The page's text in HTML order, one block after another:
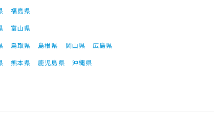
福島県
富山県
鳥取県 島根県 岡山県
広島県
熊本県 鹿児島県 沖縄県